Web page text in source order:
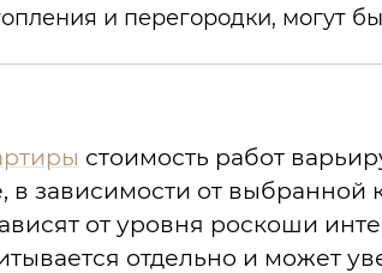
и перегородки, могут
стоимость работ
зависимости от выбранной
от уровня роскоши
отдельно и может